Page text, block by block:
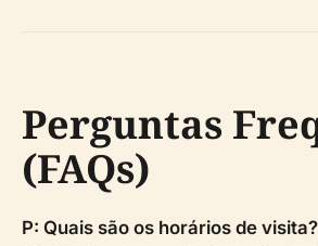
Perguntas
(FAQs)
P: Quais são os horários de visita?